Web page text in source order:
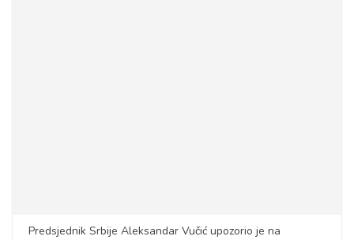
Predsjednik Srbije Aleksandar Vučić upozorio je na